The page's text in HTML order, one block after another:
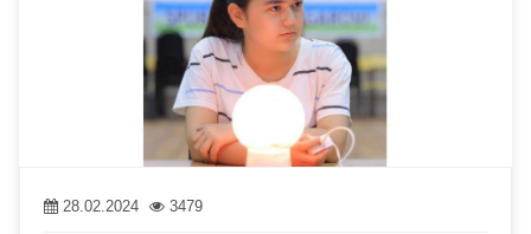
28.02.2024 3479